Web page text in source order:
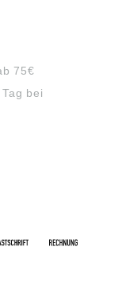
75€
bei